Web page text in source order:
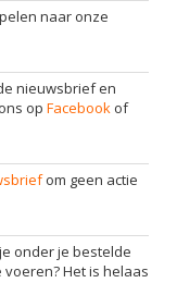
naar onze
nieuwsbrief en
op Facebook of
om geen actie
onder je bestelde
Het is helaas